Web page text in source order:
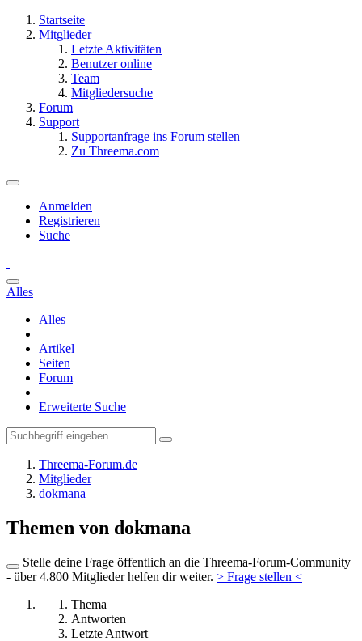
Startseite
Mitglieder
Letzte Aktivitäten
Benutzer online
Team
Mitgliedersuche
Forum
Support
Supportanfrage ins Forum stellen
Zu Threema.com
Anmelden
Registrieren
Suche
Alles
Alles
Artikel
Seiten
Forum
Erweiterte Suche
Threema-Forum.de
Mitglieder
dokmana
Themen von dokmana
Stelle deine Frage öffentlich an die Threema-Forum-Community
- über 4.800 Mitglieder helfen dir weiter. > Frage stellen <
Thema
Antworten
Letzte Antwort